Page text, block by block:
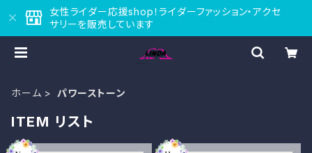
女性ライダー応援shop！ライダーファッション・アクセ
サリーを販売しています
ホーム パワーストーン
ITEM リスト